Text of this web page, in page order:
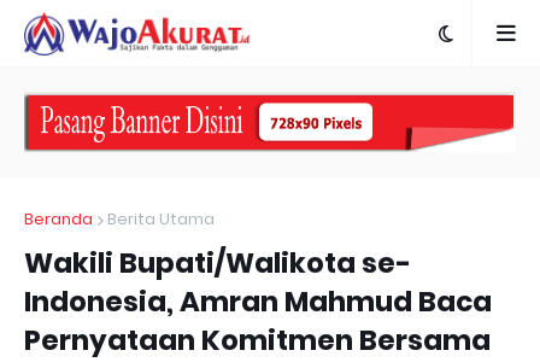
Beranda Berita Utama
Wakili Bupati/Walikota se-
Indonesia, Amran Mahmud Baca
Pernyataan Komitmen Bersama